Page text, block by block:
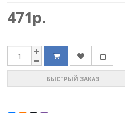
471р.
БЫСТРЫЙ ЗАКАЗ